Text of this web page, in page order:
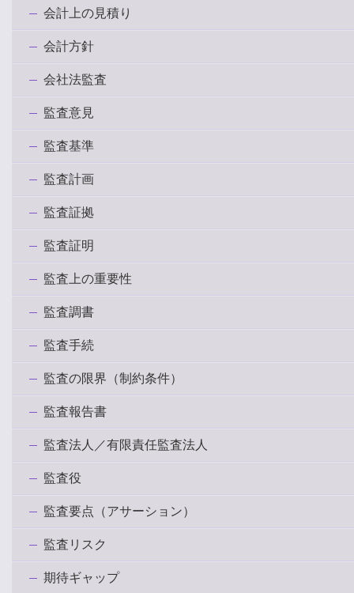
会計上の見積り
会計方針
会社法監査
監査意見
監査基準
監査計画
監査証拠
監査証明
監査上の重要性
監査調書
監査手続
監査の限界（制約条件）
監査報告書
監査法人／有限責任監査法人
監査役
監査要点（アサーション）
監査リスク
期待ギャップ